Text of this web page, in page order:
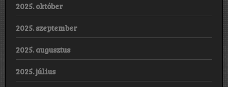
2025. október
2025. szeptember
2025. augusztus
2025. július